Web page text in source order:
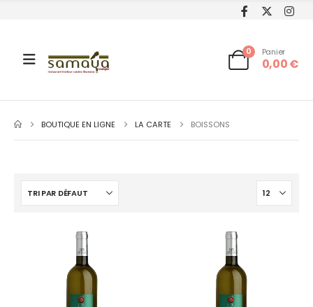
0 Panier
0,00€
BOUTIQUE EN LIGNE LA CARTE BOISSONS